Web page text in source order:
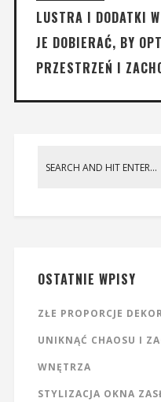
LUSTRA I DODATKI
JE DOBIERAĆ, BY
PRZESTRZEŃ I
OSTATNIE WPISY
ZŁE PROPORCJE
UNIKNĄĆ CHAOSU I
WNĘTRZA
STYLIZACJA OKNA